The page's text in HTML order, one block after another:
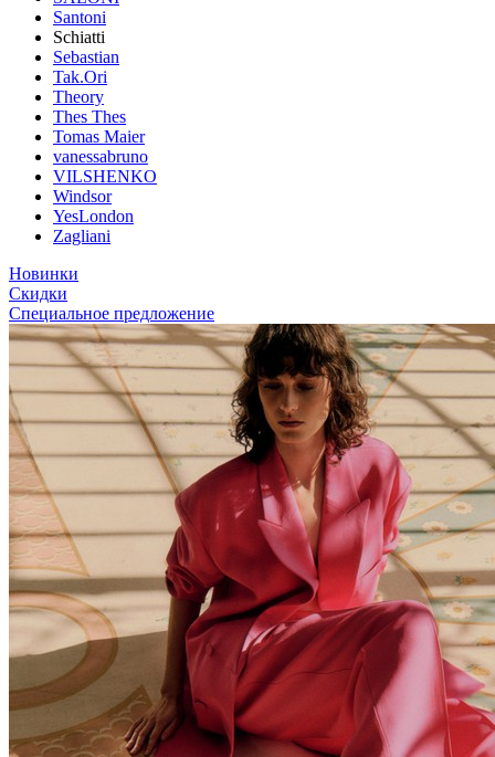
Santoni
Schiatti
Sebastian
Tak.Ori
Theory
Thes Thes
Tomas Maier
vanessabruno
VILSHENKO
Windsor
YesLondon
Zagliani
Новинки
Скидки
Специальное предложение